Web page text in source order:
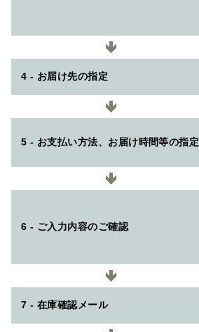
4 - お届け先の指定
5 - お支払い方法、お届け時間等の指定
6 - ご入力内容のご確認
7 - 在庫確認メール